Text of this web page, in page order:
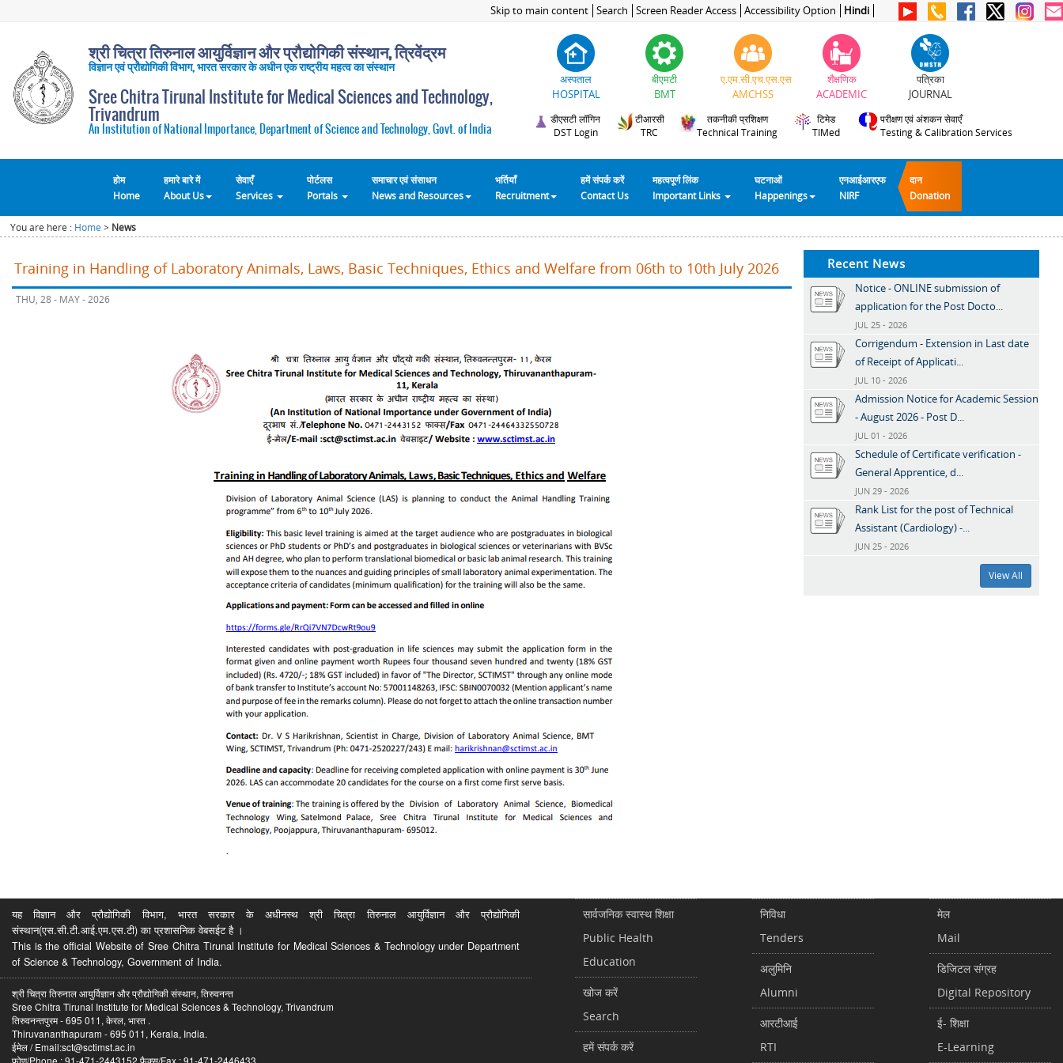
Skip to main content Search Screen Reader Access Accessibility Option Hindi
श्री चित्रा तिरुनाल आयुर्विज्ञान और प्रौद्योगिकी संस्थान, त्रिवेंद्रम
विज्ञान एवं प्रौद्योगिकी विभाग, भारत सरकार के अधीन एक राष्ट्रीय महत्व का संस्थान
Sree Chitra Tirunal Institute for Medical Sciences and Technology,
Trivandrum
An Institution of National Importance, Department of Science and Technology, Govt. of India
अस्पताल
HOSPITAL
बीएमटी
BMT
ए.एम.सी.एच.एस.एस
AMCHSS
शैक्षणिक
ACADEMIC
पत्रिका
JOURNAL
डीएसटी लॉगिन
DST Login
टीआरसी
TRC
तकनीकी प्रशिक्षण
Technical Training
टिमेड
TIMed
परीक्षण एवं अंशकन सेवाएँ
Testing & Calibration Services
होम
Home
हमारे बारे में
About Us
सेवाएँ
Services
पोर्टलस
Portals
समाचार एवं संसाधन
News and Resources
भर्तियाँ
Recruitment
हमें संपर्क करें
Contact Us
महत्वपूर्ण लिंक
Important Links
घटनाओं
Happenings
एनआईआरएफ
NIRF
दान
Donation
You are here : Home > News
Training in Handling of Laboratory Animals, Laws, Basic Techniques, Ethics and Welfare from 06th to 10th July 2026
THU, 28 - MAY - 2026
Recent News
Notice - ONLINE submission of
application for the Post Docto...
JUL 25 - 2026
Corrigendum - Extension in Last date
of Receipt of Applicati...
JUL 10 - 2026
Admission Notice for Academic Session
- August 2026 - Post D...
JUL 01 - 2026
Schedule of Certificate verification -
General Apprentice, d...
JUN 29 - 2026
Rank List for the post of Technical
Assistant (Cardiology) -...
JUN 25 - 2026
View All
यह विज्ञान और प्रौद्योगिकी विभाग, भारत सरकार के अधीनस्थ श्री चित्रा तिरुनाल आयुर्विज्ञान और प्रौद्योगिकी
संस्थान(एस.सी.टी.आई.एम.एस.टी) का प्रशासनिक वेबसईट है ।
This is the official Website of Sree Chitra Tirunal Institute for Medical Sciences & Technology under Department
of Science & Technology, Government of India.
श्री चित्रा तिरुनाल आयुर्विज्ञान और प्रौद्योगिकी संस्थान, तिरुवनन्त
Sree Chitra Tirunal Institute for Medical Sciences & Technology, Trivandrum
तिरुवनन्तपुरम - 695 011, केरल, भारत .
Thiruvananthapuram - 695 011, Kerala, India.
ईमेल / Email:sct@sctimst.ac.in
फोण/Phone : 91-471-2443152 फैक्स/Fax : 91-471-2446433
सार्वजनिक स्वास्थ शिक्षा
Public Health
Education
खोज करें
Search
हमें संपर्क करें
निविधा
Tenders
अलुमिनि
Alumni
आरटीआई
RTI
मेल
Mail
डिजिटल संग्रह
Digital Repository
ई- शिक्षा
E-Learning